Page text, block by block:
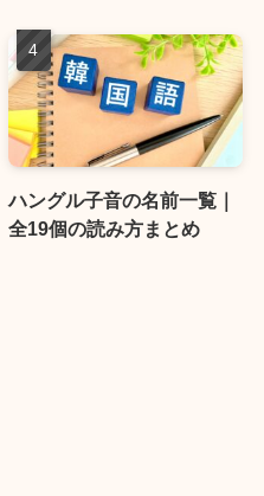
ハングル子音の名前一覧｜
全19個の読み方まとめ